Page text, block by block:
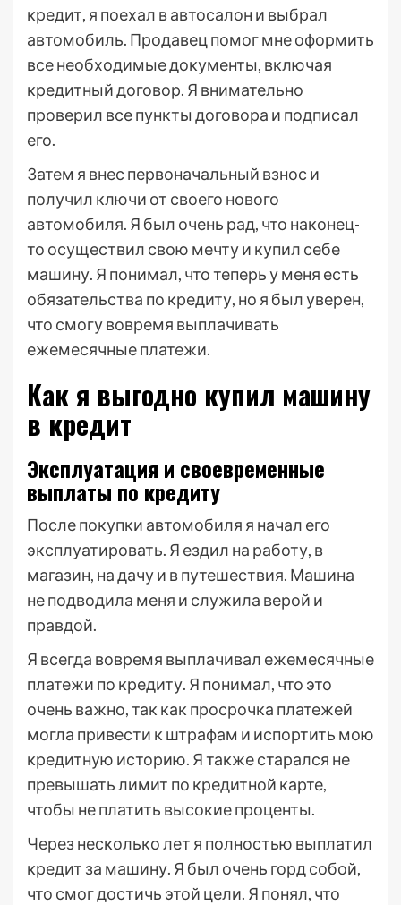
кредит, я поехал в автосалон и выбрал
автомобиль. Продавец помог мне оформить
все необходимые документы, включая
кредитный договор. Я внимательно
проверил все пункты договора и подписал
его.
Затем я внес первоначальный взнос и
получил ключи от своего нового
автомобиля. Я был очень рад, что наконец-
то осуществил свою мечту и купил себе
машину. Я понимал, что теперь у меня есть
обязательства по кредиту, но я был уверен,
что смогу вовремя выплачивать
ежемесячные платежи.
Как я выгодно купил машину
в кредит
Эксплуатация и своевременные
выплаты по кредиту
После покупки автомобиля я начал его
эксплуатировать. Я ездил на работу, в
магазин, на дачу и в путешествия. Машина
не подводила меня и служила верой и
правдой.
Я всегда вовремя выплачивал ежемесячные
платежи по кредиту. Я понимал, что это
очень важно, так как просрочка платежей
могла привести к штрафам и испортить мою
кредитную историю. Я также старался не
превышать лимит по кредитной карте,
чтобы не платить высокие проценты.
Через несколько лет я полностью выплатил
кредит за машину. Я был очень горд собой,
что смог достичь этой цели. Я понял, что